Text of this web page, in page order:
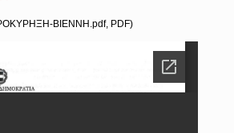
ΒΙΕΝΝΗ.pdf, PDF)